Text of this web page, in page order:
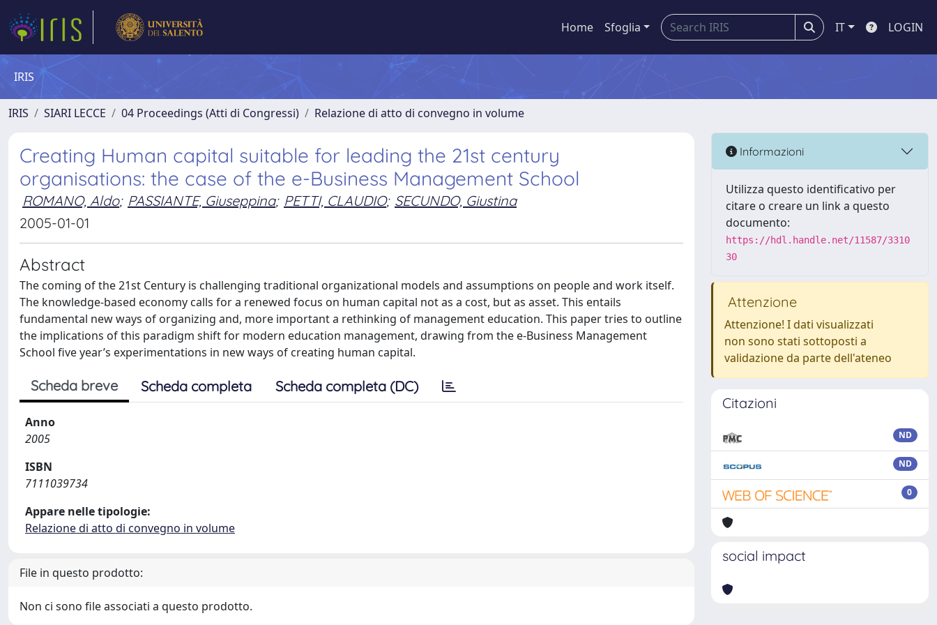
Home Sfoglia IT LOGIN
IRIS
IRIS SIARI LECCE 04 Proceedings (Atti di Congressi) Relazione di atto di convegno in volume
Creating Human capital suitable for leading the 21st century
organisations: the case of the e-Business Management School
ROMANO, Aldo; PASSIANTE, Giuseppina; PETTI, CLAUDIO; SECUNDO, Giustina
2005-01-01
Abstract
The coming of the 21st Century is challenging traditional organizational models and assumptions on people and work itself.
The knowledge-based economy calls for a renewed focus on human capital not as a cost, but as asset. This entails
fundamental new ways of organizing and, more important a rethinking of management education. This paper tries to outline
the implications of this paradigm shift for modern education management, drawing from the e-Business Management
School five year’s experimentations in new ways of creating human capital.
Scheda breve Scheda completa Scheda completa (DC)
Anno
2005
ISBN
7111039734
Appare nelle tipologie:
Relazione di atto di convegno in volume
File in questo prodotto:
Non ci sono file associati a questo prodotto.
Informazioni
Utilizza questo identificativo per
citare o creare un link a questo
documento:
https://hdl.handle.net/11587/3310
30
Attenzione
Attenzione! I dati visualizzati
non sono stati sottoposti a
validazione da parte dell'ateneo
Citazioni
ND
ND
0
social impact